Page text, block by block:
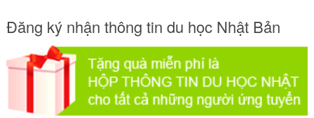
Đăng ký nhận thông tin du học Nhật Bản